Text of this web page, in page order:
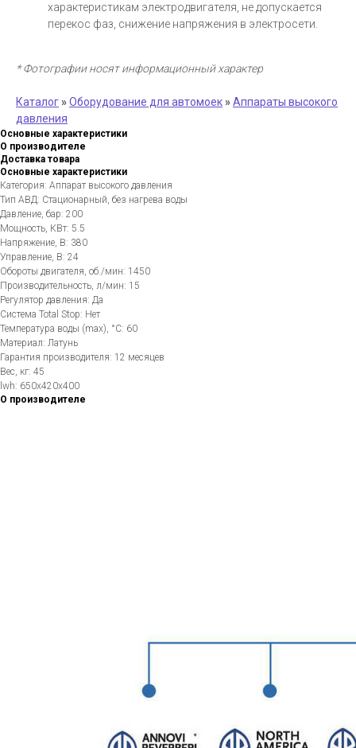
характеристикам электродвигателя, не допускается
перекос фаз, снижение напряжения в электросети.
* Фотографии носят информационный характер
Каталог»Оборудование для автомоек»Аппараты высокого
давления
Основные характеристики
О производителе
Доставка товара
Основные характеристики
Категория: Аппарат высокого давления
Тип АВД: Стационарный, без нагрева воды
Давление, бар: 200
Мощность, КВт: 5.5
Напряжение, В: 380
Управление, В: 24
Обороты двигателя, об./мин: 1450
Производительность, л/мин: 15
Регулятор давления: Да
Система Total Stop: Нет
Температура воды (max), °C: 60
Материал: Латунь
Гарантия производителя: 12 месяцев
Вес, кг: 45
lwh: 650x420x400
О производителе